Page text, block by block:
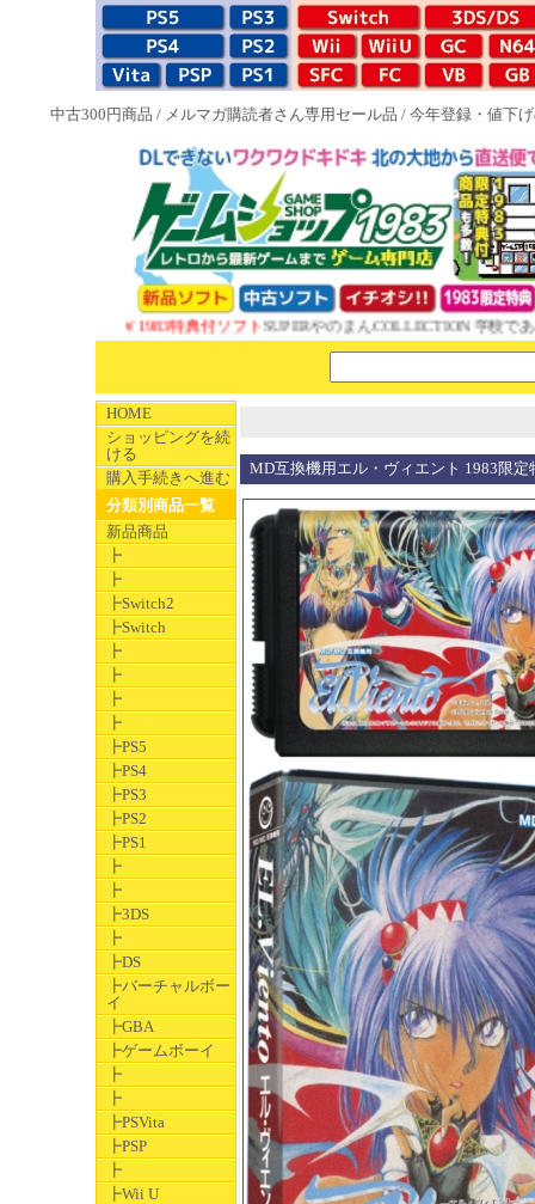
中古300円商品 / メルマガ購読者さん専用セール品 / 今年登録・値下
NEW 1983特典付ソフトSUPERやのまんCOLLECTION 学校であった怖
HOME
ショッピングを続
ける
購入手続きへ進む
分類別商品一覧
新品商品
┣
┣
┣Switch2
┣Switch
┣
┣
┣
┣
┣PS5
┣PS4
┣PS3
┣PS2
┣PS1
┣
┣
┣3DS
┣
┣DS
┣バーチャルボー
イ
┣GBA
┣ゲームボーイ
┣
┣
┣PSVita
┣PSP
┣
┣Wii U
MD互換機用エル・ヴィエント 1983限定